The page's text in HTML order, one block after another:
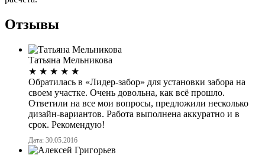
Отзывы
Татьяна Мельникова
★ ★ ★ ★ ★
Обратилась в «Лидер-забор» для установки забора на
своем участке. Очень довольна, как всё прошло.
Ответили на все мои вопросы, предложили несколько
дизайн-вариантов. Работа выполнена аккуратно и в
срок. Рекомендую!
Дата: 30.05.2016